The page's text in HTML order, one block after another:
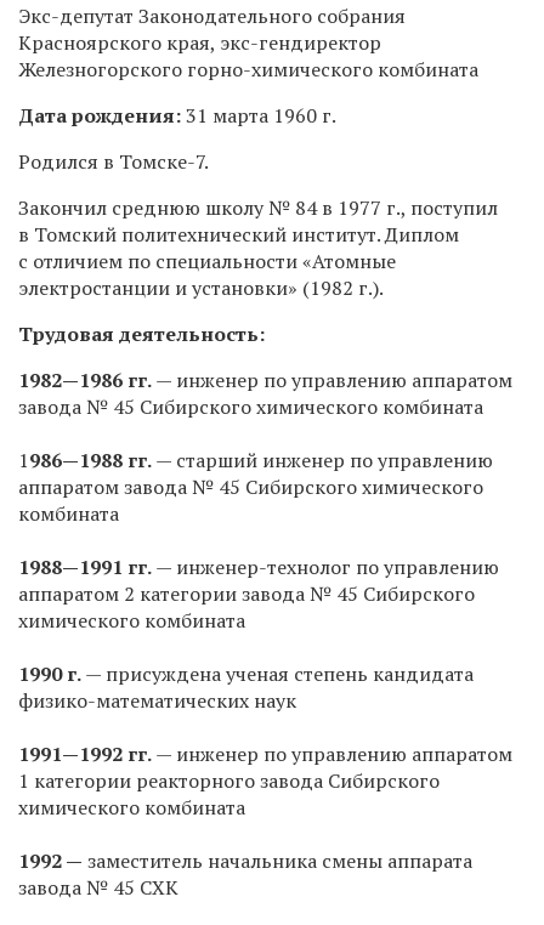
Экс-депутат Законодательного собрания
Красноярского края, экс-гендиректор
Железногорского горно-химического комбината
Дата рождения:31 марта 1960 г.
Родился в Томске-7.
Закончил среднюю школу № 84 в 1977 г., поступил
в Томский политехнический институт. Диплом
с отличием по специальности «Атомные
электростанции и установки» (1982 г.).
Трудовая деятельность:
1982—1986 гг.— инженер по управлению аппаратом
завода № 45 Сибирского химического комбината
1986—1988 гг.— старший инженер по управлению
аппаратом завода № 45 Сибирского химического
комбината
1988—1991 гг.— инженер-технолог по управлению
аппаратом 2 категории завода № 45 Сибирского
химического комбината
1990 г.— присуждена ученая степень кандидата
физико-математических наук
1991—1992 гг.— инженер по управлению аппаратом
1 категории реакторного завода Сибирского
химического комбината
1992 — заместитель начальника смены аппарата
завода № 45 СХК